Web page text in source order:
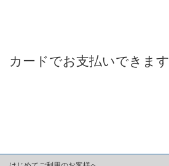
カードでお支払いできます